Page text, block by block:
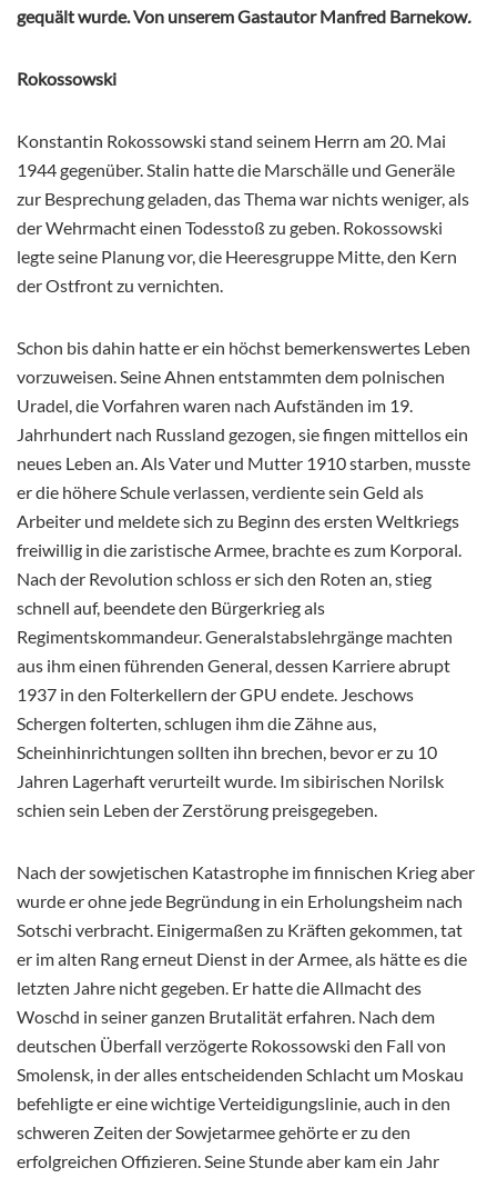
gequält wurde. Von unserem Gastautor Manfred Barnekow.
Rokossowski
Konstantin Rokossowski stand seinem Herrn am 20. Mai
1944 gegenüber. Stalin hatte die Marschälle und Generäle
zur Besprechung geladen, das Thema war nichts weniger, als
der Wehrmacht einen Todesstoß zu geben. Rokossowski
legte seine Planung vor, die Heeresgruppe Mitte, den Kern
der Ostfront zu vernichten.
Schon bis dahin hatte er ein höchst bemerkenswertes Leben
vorzuweisen. Seine Ahnen entstammten dem polnischen
Uradel, die Vorfahren waren nach Aufständen im 19.
Jahrhundert nach Russland gezogen, sie fingen mittellos ein
neues Leben an. Als Vater und Mutter 1910 starben, musste
er die höhere Schule verlassen, verdiente sein Geld als
Arbeiter und meldete sich zu Beginn des ersten Weltkriegs
freiwillig in die zaristische Armee, brachte es zum Korporal.
Nach der Revolution schloss er sich den Roten an, stieg
schnell auf, beendete den Bürgerkrieg als
Regimentskommandeur. Generalstabslehrgänge machten
aus ihm einen führenden General, dessen Karriere abrupt
1937 in den Folterkellern der GPU endete. Jeschows
Schergen folterten, schlugen ihm die Zähne aus,
Scheinhinrichtungen sollten ihn brechen, bevor er zu 10
Jahren Lagerhaft verurteilt wurde. Im sibirischen Norilsk
schien sein Leben der Zerstörung preisgegeben.
Nach der sowjetischen Katastrophe im finnischen Krieg aber
wurde er ohne jede Begründung in ein Erholungsheim nach
Sotschi verbracht. Einigermaßen zu Kräften gekommen, tat
er im alten Rang erneut Dienst in der Armee, als hätte es die
letzten Jahre nicht gegeben. Er hatte die Allmacht des
Woschd in seiner ganzen Brutalität erfahren. Nach dem
deutschen Überfall verzögerte Rokossowski den Fall von
Smolensk, in der alles entscheidenden Schlacht um Moskau
befehligte er eine wichtige Verteidigungslinie, auch in den
schweren Zeiten der Sowjetarmee gehörte er zu den
erfolgreichen Offizieren. Seine Stunde aber kam ein Jahr